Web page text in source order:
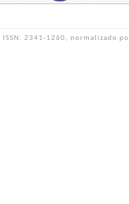
ISSN: 2341-1260, normalizado